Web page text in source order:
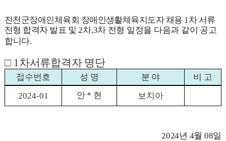
진천군장애인체육회 장애인생활체육지도자 채용 1차 서류
전형 합격자 발표 및 2차,3차 전형 일정을 다음과 같이 공고
합니다.
□ 1차서류합격자 명단
접수번호 성 명 분 야
비 고
2024-01
안＊ 현 보치아
2024년 4월 08일